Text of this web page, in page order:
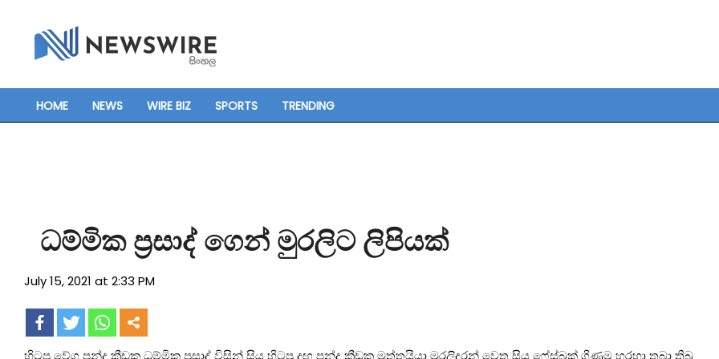
content
Primary
HOME NEWS WIRE BIZ SPORTS TRENDING
ධම්මික ප්‍රසාද් ගෙන් මුරලිට ලිපියක්
July 15, 2021 at 2:33 PM
හිටපු වේග පන්දු ක්‍රීඩක ධම්මික ප්‍රසාද් විසින් සිය හිටපු දඟ පන්දු ක්‍රීඩක මුත්තයියා මුරලිදරන් වෙත සිය ෆේස්බුක් ගිණුම හරහා තබා තිබු